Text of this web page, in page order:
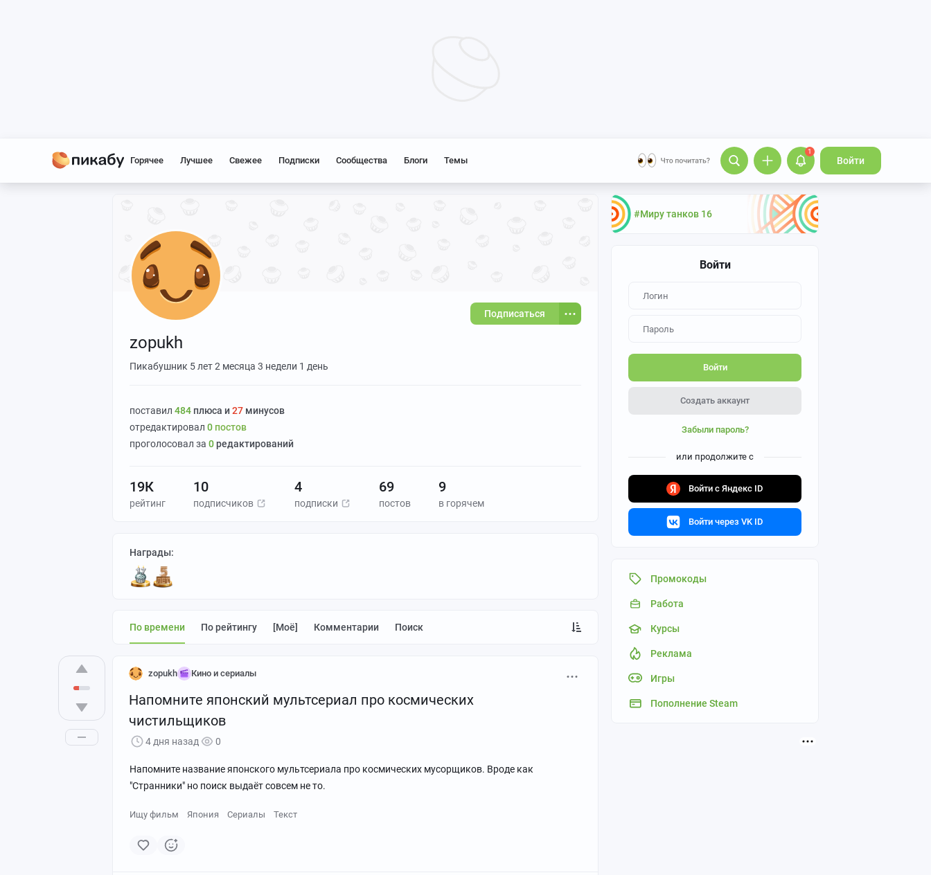
Горячее Лучшее Свежее Подписки Сообщества Блоги Темы
1
Войти
#Миру танков 16
Войти
Войти
Создать аккаунт
Забыли пароль?
или продолжите с
Войти с Яндекс ID
Войти через VK ID
Промокоды
Работа
Курсы
Реклама
Игры
Пополнение Steam
zopukh
Подписаться
Пикабушник 5 лет 2 месяца 3 недели 1 день
поставил 484 плюса и27 минусов
отредактировал 0 постов
проголосовал за 0редактирований
19К
рейтинг
10
подписчиков
4
подписки
69
постов
9
в горячем
Награды:
По времени По рейтингу [моё] Комментарии Поиск
zopukh Кино и сериалы
Напомните японский мультсериал про космических
чистильщиков
4 дня назад 0
Напомните название японского мультсериала про космических мусорщиков. Вроде как
"Странники" но поиск выдаёт совсем не то.
Ищу фильм Япония Сериалы Текст